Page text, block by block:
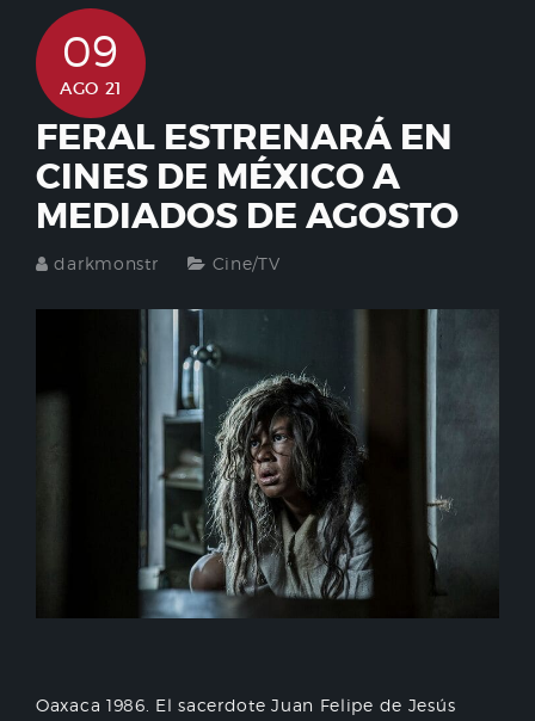
09
AGO 21
FERAL ESTRENARÁ EN
CINES DE MÉXICO A
MEDIADOS DE AGOSTO
darkmonstr Cine/TV
Oaxaca 1986. El sacerdote Juan Felipe de Jesús